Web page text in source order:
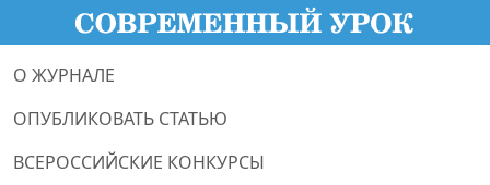
О ЖУРНАЛЕ
ОПУБЛИКОВАТЬ СТАТЬЮ
ВСЕРОССИЙСКИЕ КОНКУРСЫ